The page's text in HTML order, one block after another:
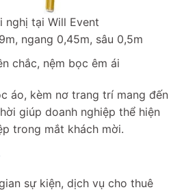
nghị tại Will Event
ngang 0,45m, sâu 0,5m
chắc, nệm bọc êm ái
áo, kèm nơ trang trí mang đến
giúp doanh nghiệp thể hiện
trong mắt khách mời.
sự kiện, dịch vụ cho thuê